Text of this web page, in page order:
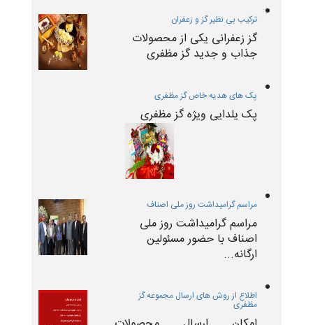
ترکیب بی نظیر گز و زعفران
گز زعفرانی یکی از محصولات
جذاب و جدید گز مظفری
پک های هدیه خاص گز مظفری
پک یلدایی ویژه گز مظفری
مراسم گرامیداشت روز ملی اصناف
مراسم گرامیداشت روز ملی
اصناف با حضور مسئولین
ارگانه...
اطلاع از روش های ارسال مجموعه گز
مظفری